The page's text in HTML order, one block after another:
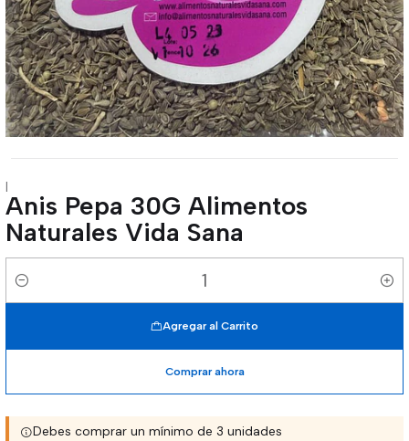
|
Anis Pepa 30G Alimentos
Naturales Vida Sana
Cantidad
Agregar al Carrito
Comprar ahora
Debes comprar un mínimo de 3 unidades